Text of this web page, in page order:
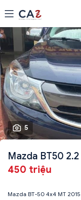
5
Mazda BT50
450 triệu
Mazda BT-50 4x4 MT 2015